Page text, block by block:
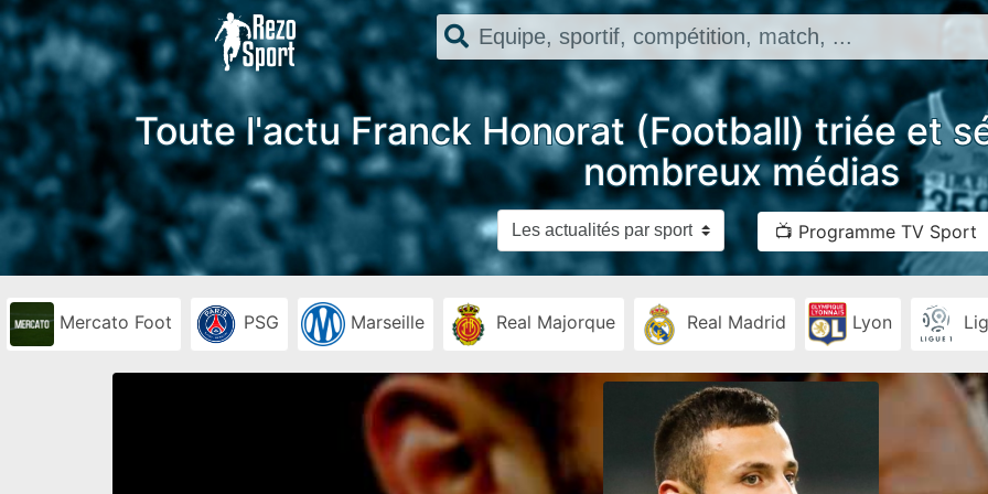
Toute l'actu Franck Honorat (Football) triée et
nombreux médias
📺 Programme TV Sport
Mercato Foot PSG Marseille Real Majorque Real Madrid Lyon